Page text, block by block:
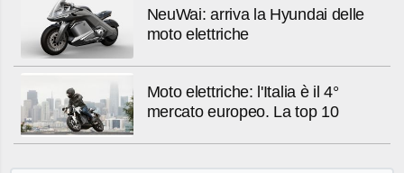
NeuWai: arriva la Hyundai delle
moto elettriche
Moto elettriche: l'Italia è il 4°
mercato europeo. La top 10